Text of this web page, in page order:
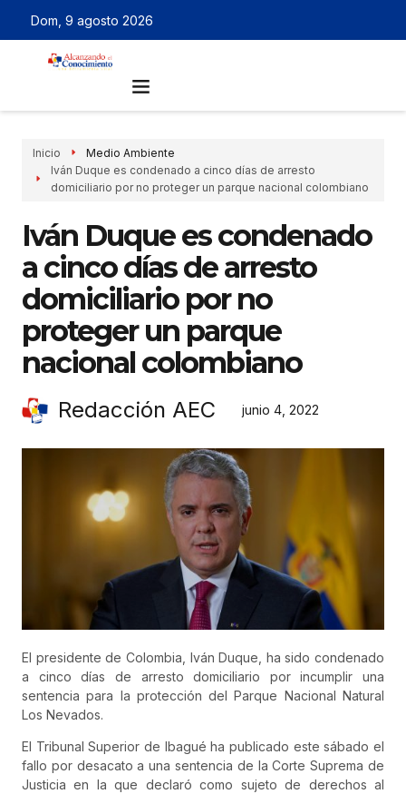
Dom, 9 agosto 2026
Inicio
Medio Ambiente
Iván Duque es condenado a cinco días de arresto
domiciliario por no proteger un parque nacional colombiano
Iván Duque es condenado
a cinco días de arresto
domiciliario por no
proteger un parque
nacional colombiano
Redacción AEC junio 4, 2022
El presidente de Colombia, Iván Duque, ha sido condenado
a cinco días de arresto domiciliario por incumplir una
sentencia para la protección del Parque Nacional Natural
Los Nevados.
El Tribunal Superior de Ibagué ha publicado este sábado el
fallo por desacato a una sentencia de la Corte Suprema de
Justicia en la que declaró como sujeto de derechos al